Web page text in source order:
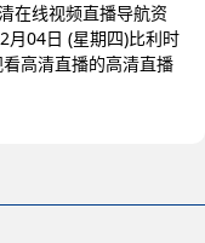
在线视频直播导航资
月04日 (星期四)比利时
高清直播的高清直播